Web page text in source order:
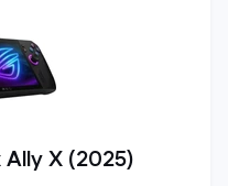
Ally X (2025)